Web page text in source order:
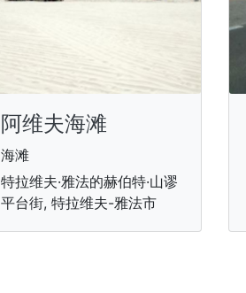
阿维夫海滩
海滩
特拉维夫·雅法的赫伯特·山谬
平台街, 特拉维夫-雅法市